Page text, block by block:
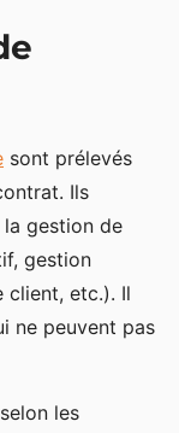
sont prélevés
Ils
la gestion de
gestion
client, etc.). Il
ne peuvent pas
les